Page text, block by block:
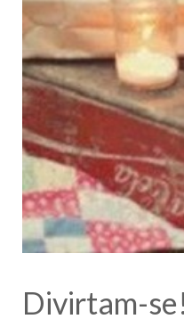
Divirtam-se!